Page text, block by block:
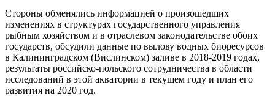
Стороны обменялись информацией о произошедших
изменениях в структурах государственного управления
рыбным хозяйством и в отраслевом законодательстве обоих
государств, обсудили данные по вылову водных биоресурсов
в Калининградском (Вислинском) заливе в 2018-2019 годах,
результаты российско-польского сотрудничества в области
исследований в этой акватории в текущем году и план его
развития на 2020 год.